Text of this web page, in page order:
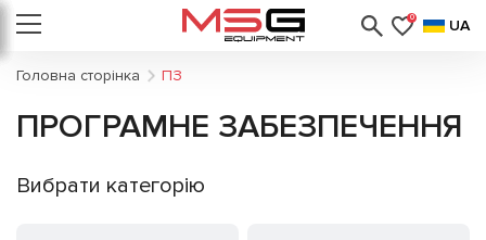
0 UA
Головна сторінка ПЗ
ПРОГРАМНЕ ЗАБЕЗПЕЧЕННЯ
Вибрати категорію